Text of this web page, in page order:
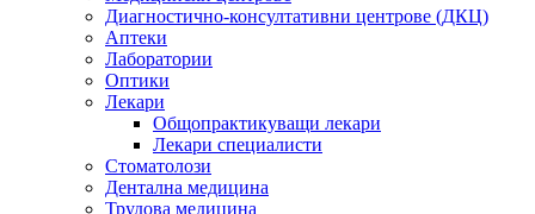
Диагностично-консултативни центрове (ДКЦ)
Аптеки
Лаборатории
Оптики
Лекари
Общопрактикуващи лекари
Лекари специалисти
Стоматолози
Дентална медицина
Трудова медицина